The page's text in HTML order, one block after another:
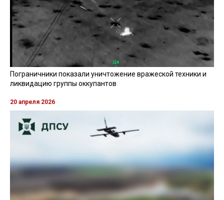
Пограничники показали уничтожение вражеской техники и
ликвидацию группы оккупантов
20 апреля 2026